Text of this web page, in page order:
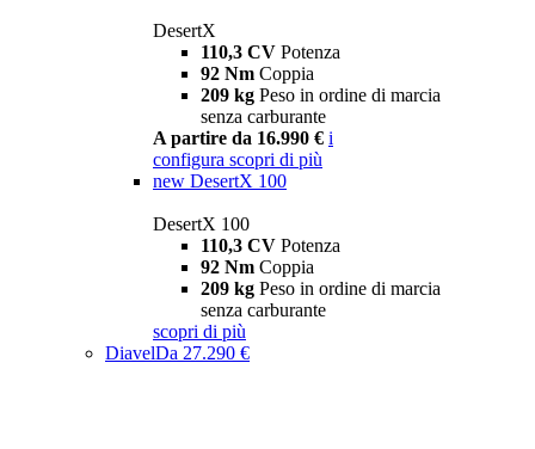
DesertX
110,3 CV Potenza
92 Nm Coppia
209 kg Peso in ordine di marcia
senza carburante
A partire da 16.990 € i
configura scopri di più
new DesertX 100
DesertX 100
110,3 CV Potenza
92 Nm Coppia
209 kg Peso in ordine di marcia
senza carburante
scopri di più
DiavelDa 27.290 €